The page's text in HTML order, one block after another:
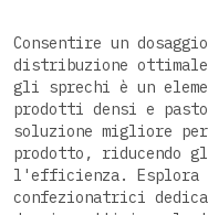
Nutraceutico
Farmaceutico
Cosmetico
Chimico
Polveri
Granulari
Densi
CONFEZIONI
Stick pack
Consentire un
distribuzione ottimale
gli sprechi è un
prodotti densi e
soluzione migliore
prodotto, riducendo
l'efficienza. Esplora
confezionatrici